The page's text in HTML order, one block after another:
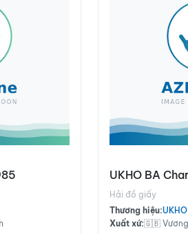
UKHO BA
Hải đồ giấy
Thương hiệu:UKHO
Xuất xứ:🇬🇧 Vương